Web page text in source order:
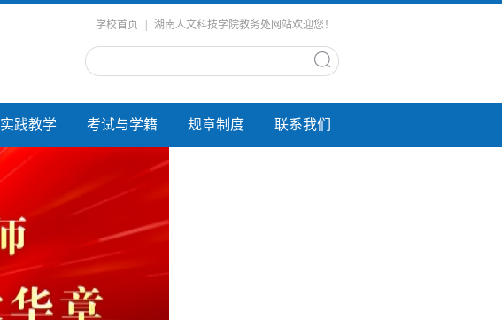
学校首页 湖南人文科技学院教务处网站欢迎您！
实践教学 考试与学籍 规章制度 联系我们